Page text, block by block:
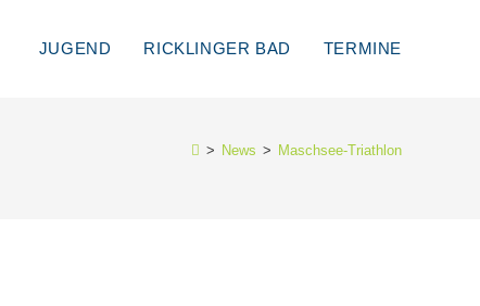
JUGEND RICKLINGER BAD TERMINE
> News > Maschsee-Triathlon